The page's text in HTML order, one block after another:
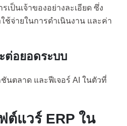
ป็นเจ้าของอย่างละเอียด ซึ่ง
จ่ายในการดำเนินงาน และค่า
ต่อยอดระบบ
นตลาด และฟีเจอร์ AI ในตัวที่
ต์แวร์ ERP ใน